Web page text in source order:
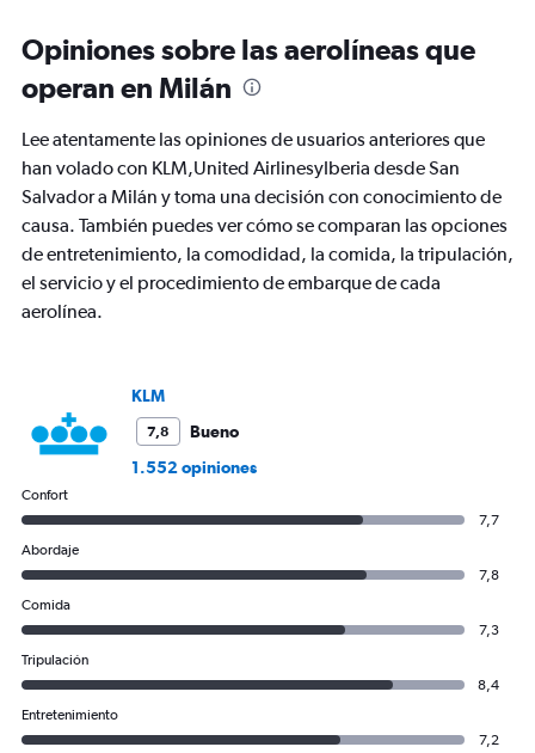
Range:
91
categories.
The
chart
1
Y
axis
displaying
Range:
0
Opiniones sobre las aerolíneas que
operan en Milán
Lee atentamente las opiniones de usuarios anteriores que
han volado con KLM,United AirlinesyIberia desde San
Salvador a Milán y toma una decisión con conocimiento de
causa. También puedes ver cómo se comparan las opciones
de entretenimiento, la comodidad, la comida, la tripulación,
el servicio y el procedimiento de embarque de cada
aerolínea.
KLM
7,8
Bueno
1.552 opiniones
Confort
7,7
Abordaje
7,8
Comida
7,3
Tripulación
8,4
Entretenimiento
7,2